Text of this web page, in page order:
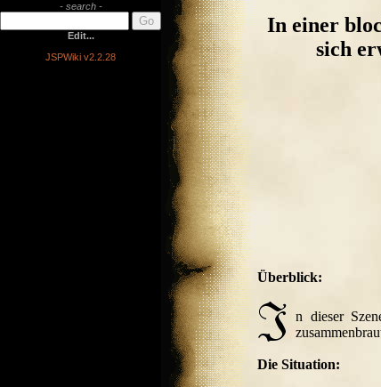
- search -
Edit...
JSPWiki v2.2.28
In einer
sich
Überblick:
n dieser
Die Situation: